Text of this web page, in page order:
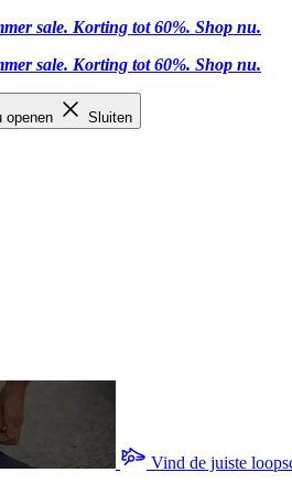
sale. Korting tot 60%. Shop nu.
sale. Korting tot 60%. Shop nu.
openen Sluiten
Vind de juiste